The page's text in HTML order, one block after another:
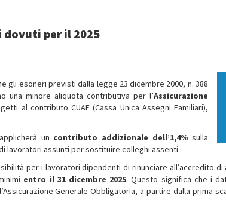
per il 2025
gli esoneri previsti dalla legge 23 dicembre 2000, n. 388
una minore aliquota contributiva per l’Assicurazione
al contributo CUAF (Cassa Unica Assegni Familiari),
un contributo addizionale dell’1,4% sulla
lavoratori assunti per sostituire colleghi assenti.
per i lavoratori dipendenti di rinunciare all’accredito di
entro il 31 dicembre 2025. Questo significa che i
Generale Obbligatoria, a partire dalla prima